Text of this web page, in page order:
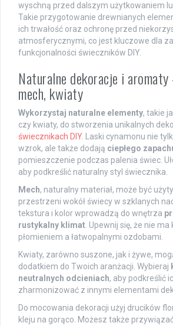
wyschną przed dalszym użytkowaniem
Takie przygotowanie drewnianych
ich trwałość oraz ochronę przed
atmosferycznymi, co jest kluczowe dla
funkcjonalności świeczników DIY.
Naturalne dekoracje i
mech, kwiaty
Wykorzystaj naturalne elementy, takie
czy kwiaty, do stworzenia unikalnych
świecznikach DIY. Laski cynamonu nie
wzrok, ale także dodają ciepłego
pomieszczenie podczas palenia świec.
aby podkreślić naturalny styl świecznika.
Mech, naturalny materiał, może być
przestrzeni wokół świecy w szklanych
tekstura i kolor wprowadzą do wnętrza
rustykalny klimat . Upewnij się, że nie
płomieniem a łatwopalnymi ozdobami.
Kwiaty, zarówno suszone, jak i żywe,
dodatkiem do Twoich aranżacji. Wybieraj
neutralnych odcieniach, aby podkreślić
zharmonizować z innymi elementami
Do mocowania dekoracji użyj drucików
kleju na gorąco. Możesz także